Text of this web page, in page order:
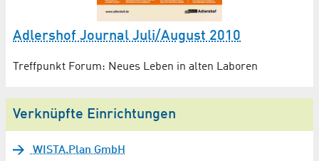
Adlershof Journal Juli/August 2010
Treffpunkt Forum: Neues Leben in alten Laboren
Verknüpfte Einrichtungen
WISTA.Plan GmbH